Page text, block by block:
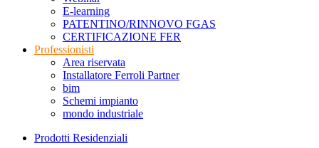
E-learning
PATENTINO/RINNOVO FGAS
CERTIFICAZIONE FER
Professionisti
Area riservata
Installatore Ferroli Partner
bim
Schemi impianto
mondo industriale
Prodotti Residenziali